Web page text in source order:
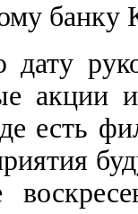
банку
дату
акции
есть